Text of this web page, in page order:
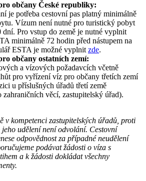
občany České republiky:
je potřeba cestovní pas platný minimálně
Vízum není nutné pro turistický pobyt
dní. Pro vstup do země je nutné vyplnit
minimálně 72 hodin před nástupem na
ESTA je možné vyplnit zde.
občany ostatních zemí:
a vízových požadavcích včetně
pro vyřízení víz pro občany třetích zemí
u příslušných úřadů třetí země
zahraničních věcí, zastupitelský úřad).
v kompetenci zastupitelských úřadů, proti
udělení není odvolání. Cestovní
odpovědnost za případné neudělení
podávat žádosti o víza s
a k žádosti dokládat všechny